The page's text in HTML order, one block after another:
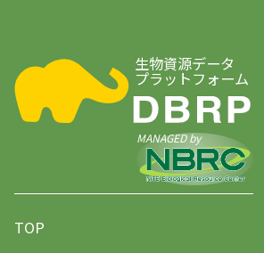
生物資源データ
プラットフォーム
MANAGED by
TOP